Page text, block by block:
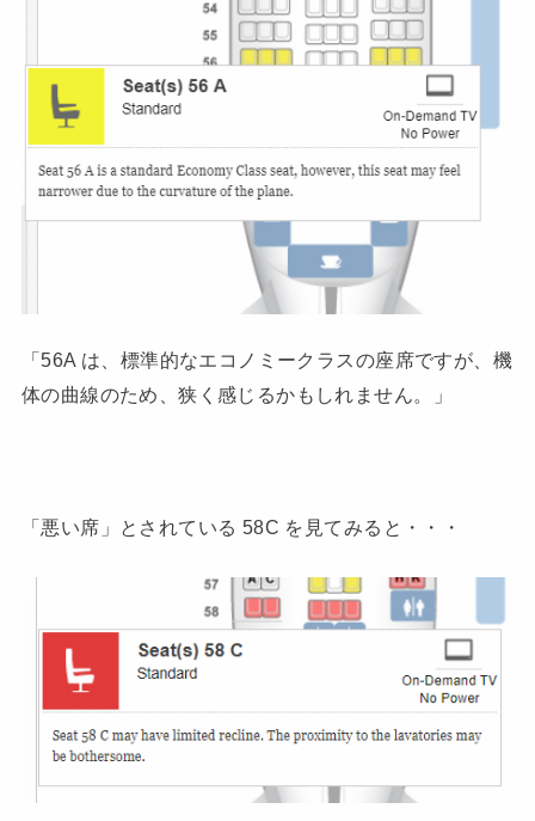
「56A は、標準的なエコノミークラスの座席ですが、機
体の曲線のため、狭く感じるかもしれません。」
「悪い席」とされている 58C を見てみると・・・